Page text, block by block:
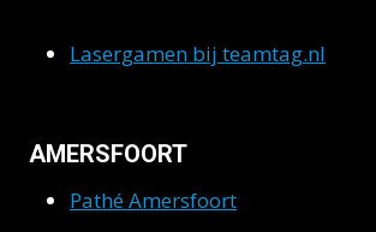
Lasergamen bij teamtag.nl
AMERSFOORT
Pathé Amersfoort